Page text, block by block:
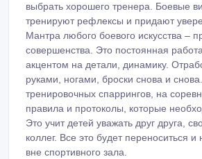
выбрать хорошего тренера. Боевые
тренируют рефлексы и придают
Мантра любого боевого искусства –
совершенства. Это постоянная
акцентом на детали, динамику.
руками, ногами, броски снова и
тренировочных спаррингов, на
правила и протоколы, которые
Это учит детей уважать друг друга,
коллег. Все это будет переноситься
вне спортивного зала.